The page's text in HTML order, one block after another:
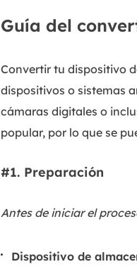
Guía del
Convertir tu dispositivo
dispositivos o sistemas
cámaras digitales o
popular, por lo que se
#1. Preparación
Antes de iniciar el
Dispositivo de